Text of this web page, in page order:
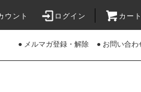
ウント ログイン カー
● メルマガ登録・解除 ● お問い合わ